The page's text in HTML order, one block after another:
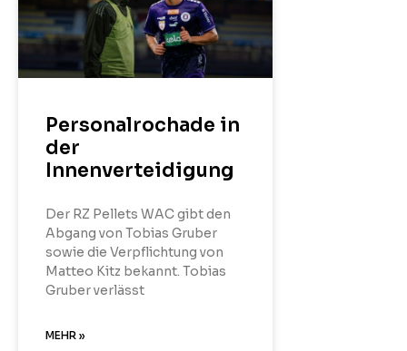
Personalrochade in
der
Innenverteidigung
Der RZ Pellets WAC gibt den
Abgang von Tobias Gruber
sowie die Verpflichtung von
Matteo Kitz bekannt. Tobias
Gruber verlässt
MEHR »